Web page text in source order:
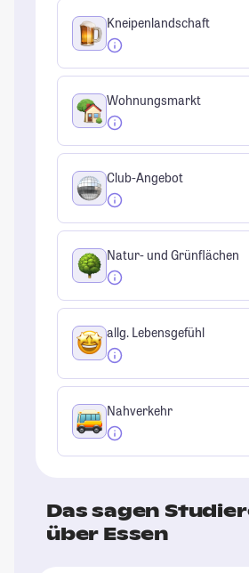
Kneipenlandschaft
Wohnungsmarkt
Club-Angebot
Natur- und Grünflächen
allg. Lebensgefühl
Nahverkehr
Das sagen
über Essen